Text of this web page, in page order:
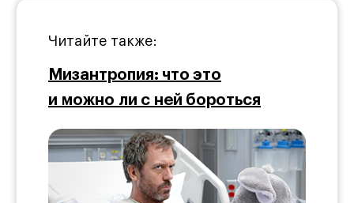
Читайте также:
Мизантропия: что это
и можно ли с ней бороться